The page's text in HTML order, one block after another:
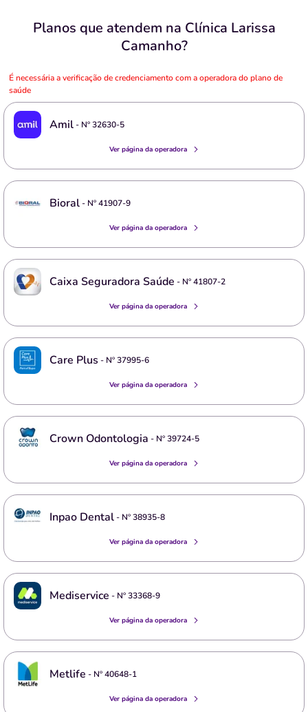
Planos que atendem na Clínica Larissa
Camanho?
É necessária a verificação de credenciamento com a operadora do plano de
saúde
Amil- Nº32630-5
Ver página da operadora
Bioral- Nº41907-9
Ver página da operadora
Caixa Seguradora Saúde - Nº41807-2
Ver página da operadora
Care Plus - Nº37995-6
Ver página da operadora
Crown Odontologia - Nº39724-5
Ver página da operadora
Inpao Dental- Nº38935-8
Ver página da operadora
Mediservice - Nº33368-9
Ver página da operadora
Metlife - Nº40648-1
Ver página da operadora